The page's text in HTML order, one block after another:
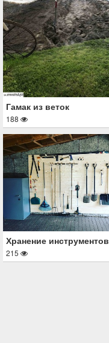
Гамак из веток
188
Хранение инструментов
215